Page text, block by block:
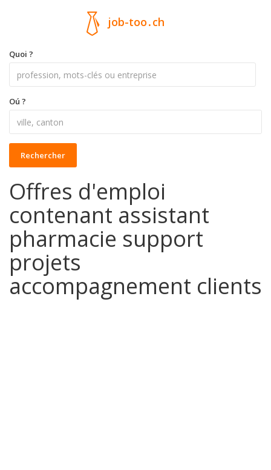
job-too.ch
Quoi ?
Oú ?
Rechercher
Offres d'emploi
contenant assistant
pharmacie support
projets
accompagnement clients